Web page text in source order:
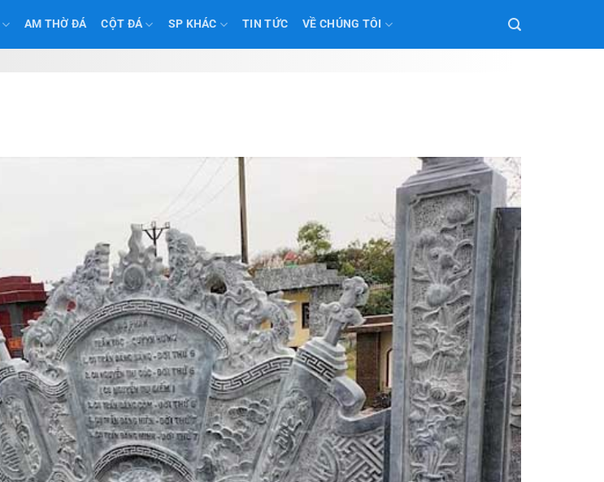
AM THỜ ĐÁ CỘT ĐÁ SP KHÁC TIN TỨC VỀ CHÚNG TÔI